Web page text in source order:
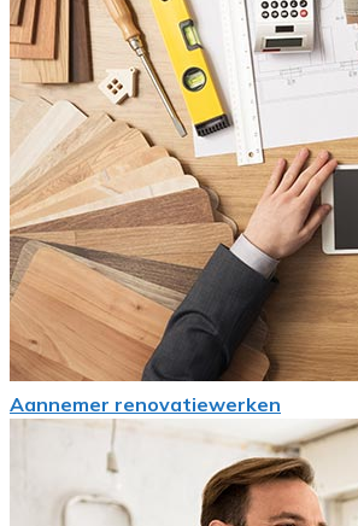
Aannemer renovatiewerken